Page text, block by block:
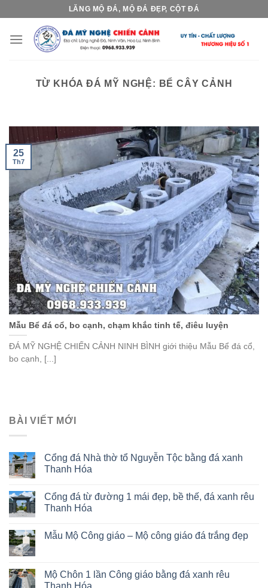
content
LĂNG MỘ ĐÁ, MỘ ĐÁ ĐẸP, CỘT ĐÁ
TỪ KHÓA ĐÁ MỸ NGHỆ: BỂ CÂY CẢNH
Mẫu Bể đá cổ, bo cạnh, chạm khắc tinh tế, điêu luyện
ĐÁ MỸ NGHỆ CHIẾN CẢNH NINH BÌNH giới thiệu Mẫu Bể đá cổ,
bo cạnh, [...]
25
Th7
BÀI VIẾT MỚI
Cổng đá Nhà thờ tổ Nguyễn Tộc bằng đá xanh
Thanh Hóa
Cổng đá từ đường 1 mái đẹp, bề thế, đá xanh rêu
Thanh Hóa
Mẫu Mộ Công giáo – Mộ công giáo đá trắng đẹp
Mộ Chôn 1 lần Công giáo bằng đá xanh rêu
Thanh Hóa